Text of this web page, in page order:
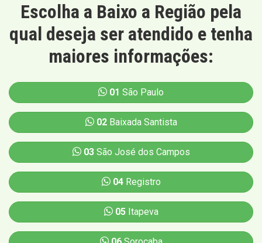
Escolha a Baixo a Região pela
qual deseja ser atendido e tenha
maiores informações:
01 São Paulo
02Baixada Santista
03São José dos Campos
04Registro
05Itapeva